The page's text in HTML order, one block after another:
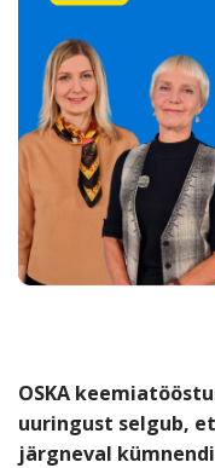
OSKA
uuringust selgub,
järgneval